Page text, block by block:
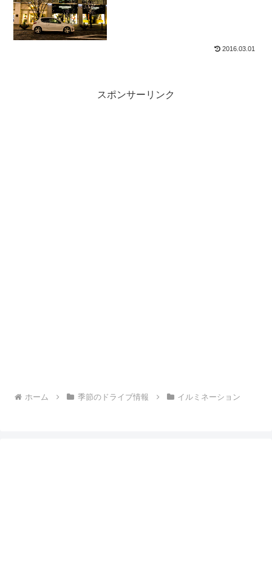
2016.03.01
スポンサーリンク
ホーム 季節のドライブ情報 イルミネーション